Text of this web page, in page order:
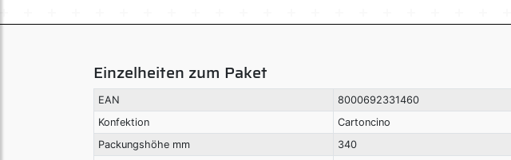
Einzelheiten zum Paket
EAN
8000692331460
Konfektion
Cartoncino
Packungshöhe mm
340